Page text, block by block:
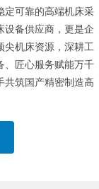
定可靠的高端机床采
设备供应商，更是企
尖机床资源，深耕工
、匠心服务赋能万千
共筑国产精密制造高